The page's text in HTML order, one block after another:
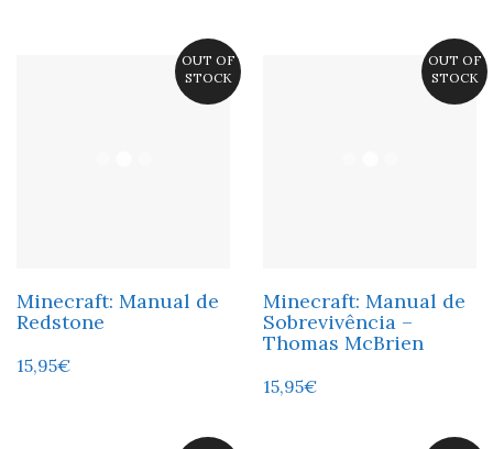
OUT OF
STOCK
Minecraft: Manual de
Redstone
15,95€
OUT OF
STOCK
Minecraft: Manual de
Sobrevivência –
Thomas McBrien
15,95€